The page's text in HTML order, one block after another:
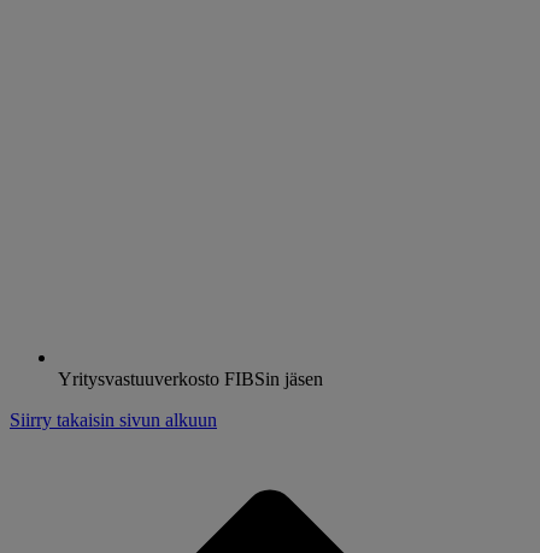
Yritysvastuuverkosto FIBSin jäsen
Siirry takaisin sivun alkuun